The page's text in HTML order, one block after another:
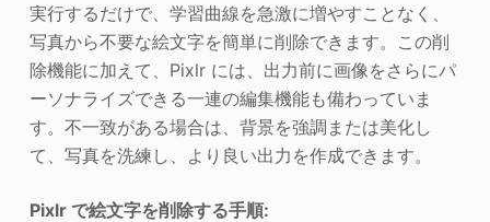
実行するだけで、学習曲線を急激に増やすことなく、
写真から不要な絵文字を簡単に削除できます。この削
除機能に加えて、Pixlr には、出力前に画像をさらにパ
ーソナライズできる一連の編集機能も備わっていま
す。不一致がある場合は、背景を強調または美化し
て、写真を洗練し、より良い出力を作成できます。
Pixlr で絵文字を削除する手順: